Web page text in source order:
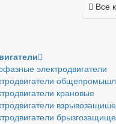
Все
электродвигатели
крановые